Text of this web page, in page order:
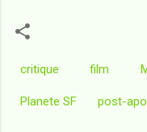
critique film
Planete SF post-